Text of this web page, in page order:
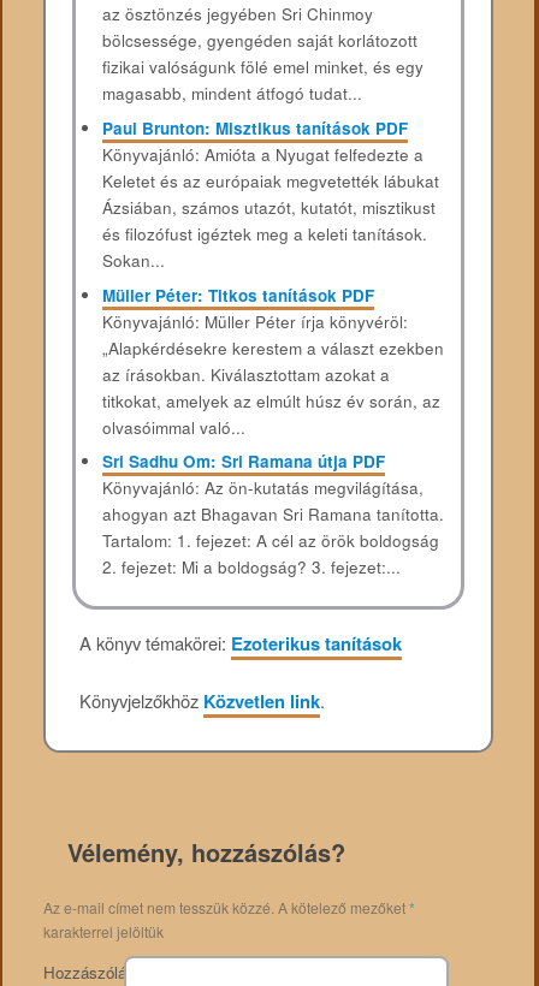
az ösztönzés jegyében Sri Chinmoy
bölcsessége, gyengéden saját korlátozott
fizikai valóságunk fölé emel minket, és egy
magasabb, mindent átfogó tudat...
Paul Brunton: Misztikus tanítások PDF
Könyvajánló: Amióta a Nyugat felfedezte a
Keletet és az európaiak megvetették lábukat
Ázsiában, számos utazót, kutatót, misztikust
és filozófust igéztek meg a keleti tanítások.
Sokan...
Müller Péter: Titkos tanítások PDF
Könyvajánló: Müller Péter írja könyvéröl:
„Alapkérdésekre kerestem a választ ezekben
az írásokban. Kiválasztottam azokat a
titkokat, amelyek az elmúlt húsz év során, az
olvasóimmal való...
Sri Sadhu Om: Sri Ramana útja PDF
Könyvajánló: Az ön-kutatás megvilágítása,
ahogyan azt Bhagavan Sri Ramana tanította.
Tartalom: 1. fejezet: A cél az örök boldogság
2. fejezet: Mi a boldogság? 3. fejezet:...
A könyv témakörei: Ezoterikus tanítások
Könyvjelzőkhöz Közvetlen link.
Vélemény, hozzászólás?
Az e-mail címet nem tesszük közzé. A kötelező mezőket*
karakterrel jelöltük
Hozzászólás